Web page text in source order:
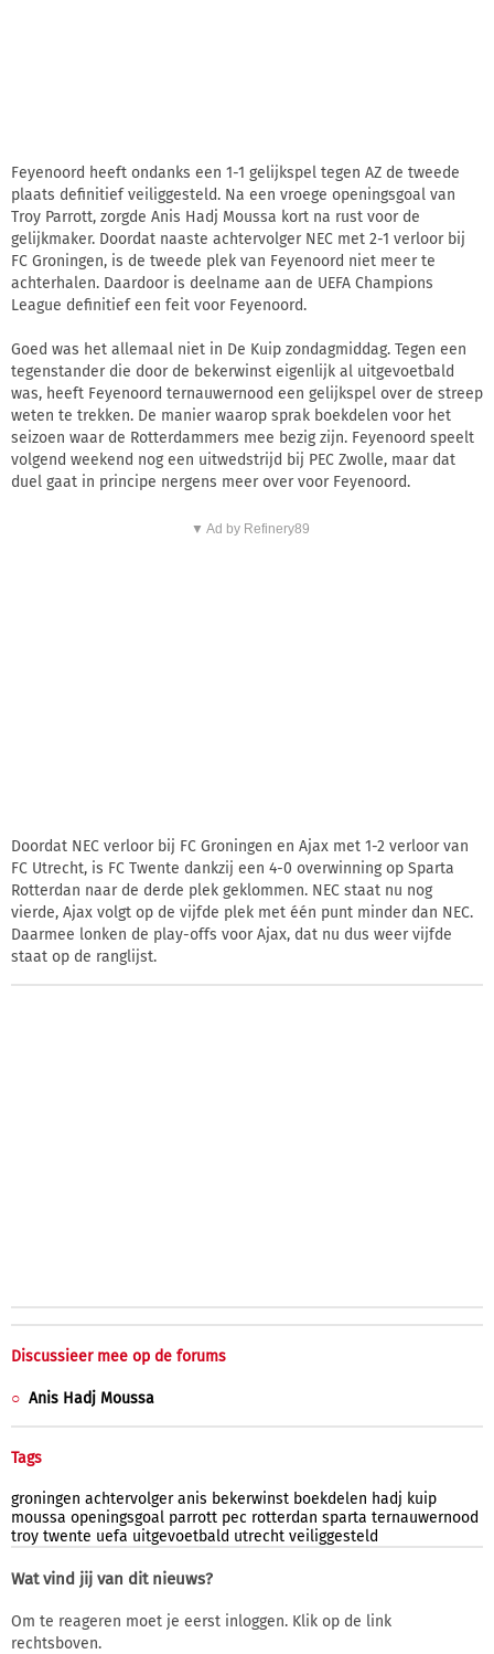
Feyenoord heeft ondanks een 1-1 gelijkspel tegen AZ de tweede
plaats definitief veiliggesteld. Na een vroege openingsgoal van
Troy Parrott, zorgde Anis Hadj Moussa kort na rust voor de
gelijkmaker. Doordat naaste achtervolger NEC met 2-1 verloor bij
FC Groningen, is de tweede plek van Feyenoord niet meer te
achterhalen. Daardoor is deelname aan de UEFA Champions
League definitief een feit voor Feyenoord.
Goed was het allemaal niet in De Kuip zondagmiddag. Tegen een
tegenstander die door de bekerwinst eigenlijk al uitgevoetbald
was, heeft Feyenoord ternauwernood een gelijkspel over de streep
weten te trekken. De manier waarop sprak boekdelen voor het
seizoen waar de Rotterdammers mee bezig zijn. Feyenoord speelt
volgend weekend nog een uitwedstrijd bij PEC Zwolle, maar dat
duel gaat in principe nergens meer over voor Feyenoord.
▼ Ad by Refinery89
Doordat NEC verloor bij FC Groningen en Ajax met 1-2 verloor van
FC Utrecht, is FC Twente dankzij een 4-0 overwinning op Sparta
Rotterdan naar de derde plek geklommen. NEC staat nu nog
vierde, Ajax volgt op de vijfde plek met één punt minder dan NEC.
Daarmee lonken de play-offs voor Ajax, dat nu dus weer vijfde
staat op de ranglijst.
Discussieer mee op de forums
Anis Hadj Moussa
Tags
groningen achtervolger anis bekerwinst boekdelen hadj kuip
moussa openingsgoal parrott pec rotterdan sparta ternauwernood
troy twente uefa uitgevoetbald utrecht veiliggesteld
Wat vind jij van dit nieuws?
Om te reageren moet je eerst inloggen. Klik op de link
rechtsboven.